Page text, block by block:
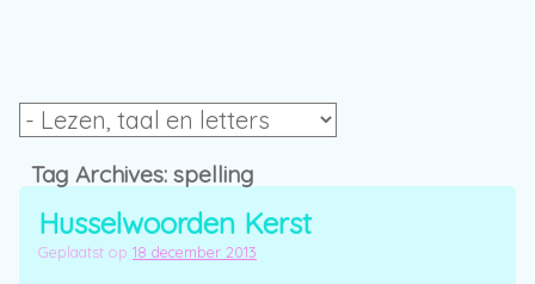
Tag Archives: spelling
Husselwoorden Kerst
Geplaatst op 18 december 2013